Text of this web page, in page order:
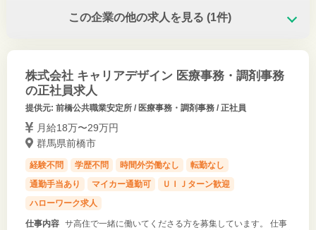
この企業の他の求人を見る (1件)
株式会社 キャリアデザイン 医療事務・調剤事務
の正社員求人
提供元: 前橋公共職業安定所 / 医療事務・調剤事務 / 正社員
月給18万〜29万円
群馬県前橋市
経験不問 学歴不問 時間外労働なし
転勤なし
通勤手当あり
マイカー通勤可
ＵＩＪターン歓迎
ハローワーク求人
仕事内容 サ高住で一緒に働いてくださる方を募集しています。 仕事